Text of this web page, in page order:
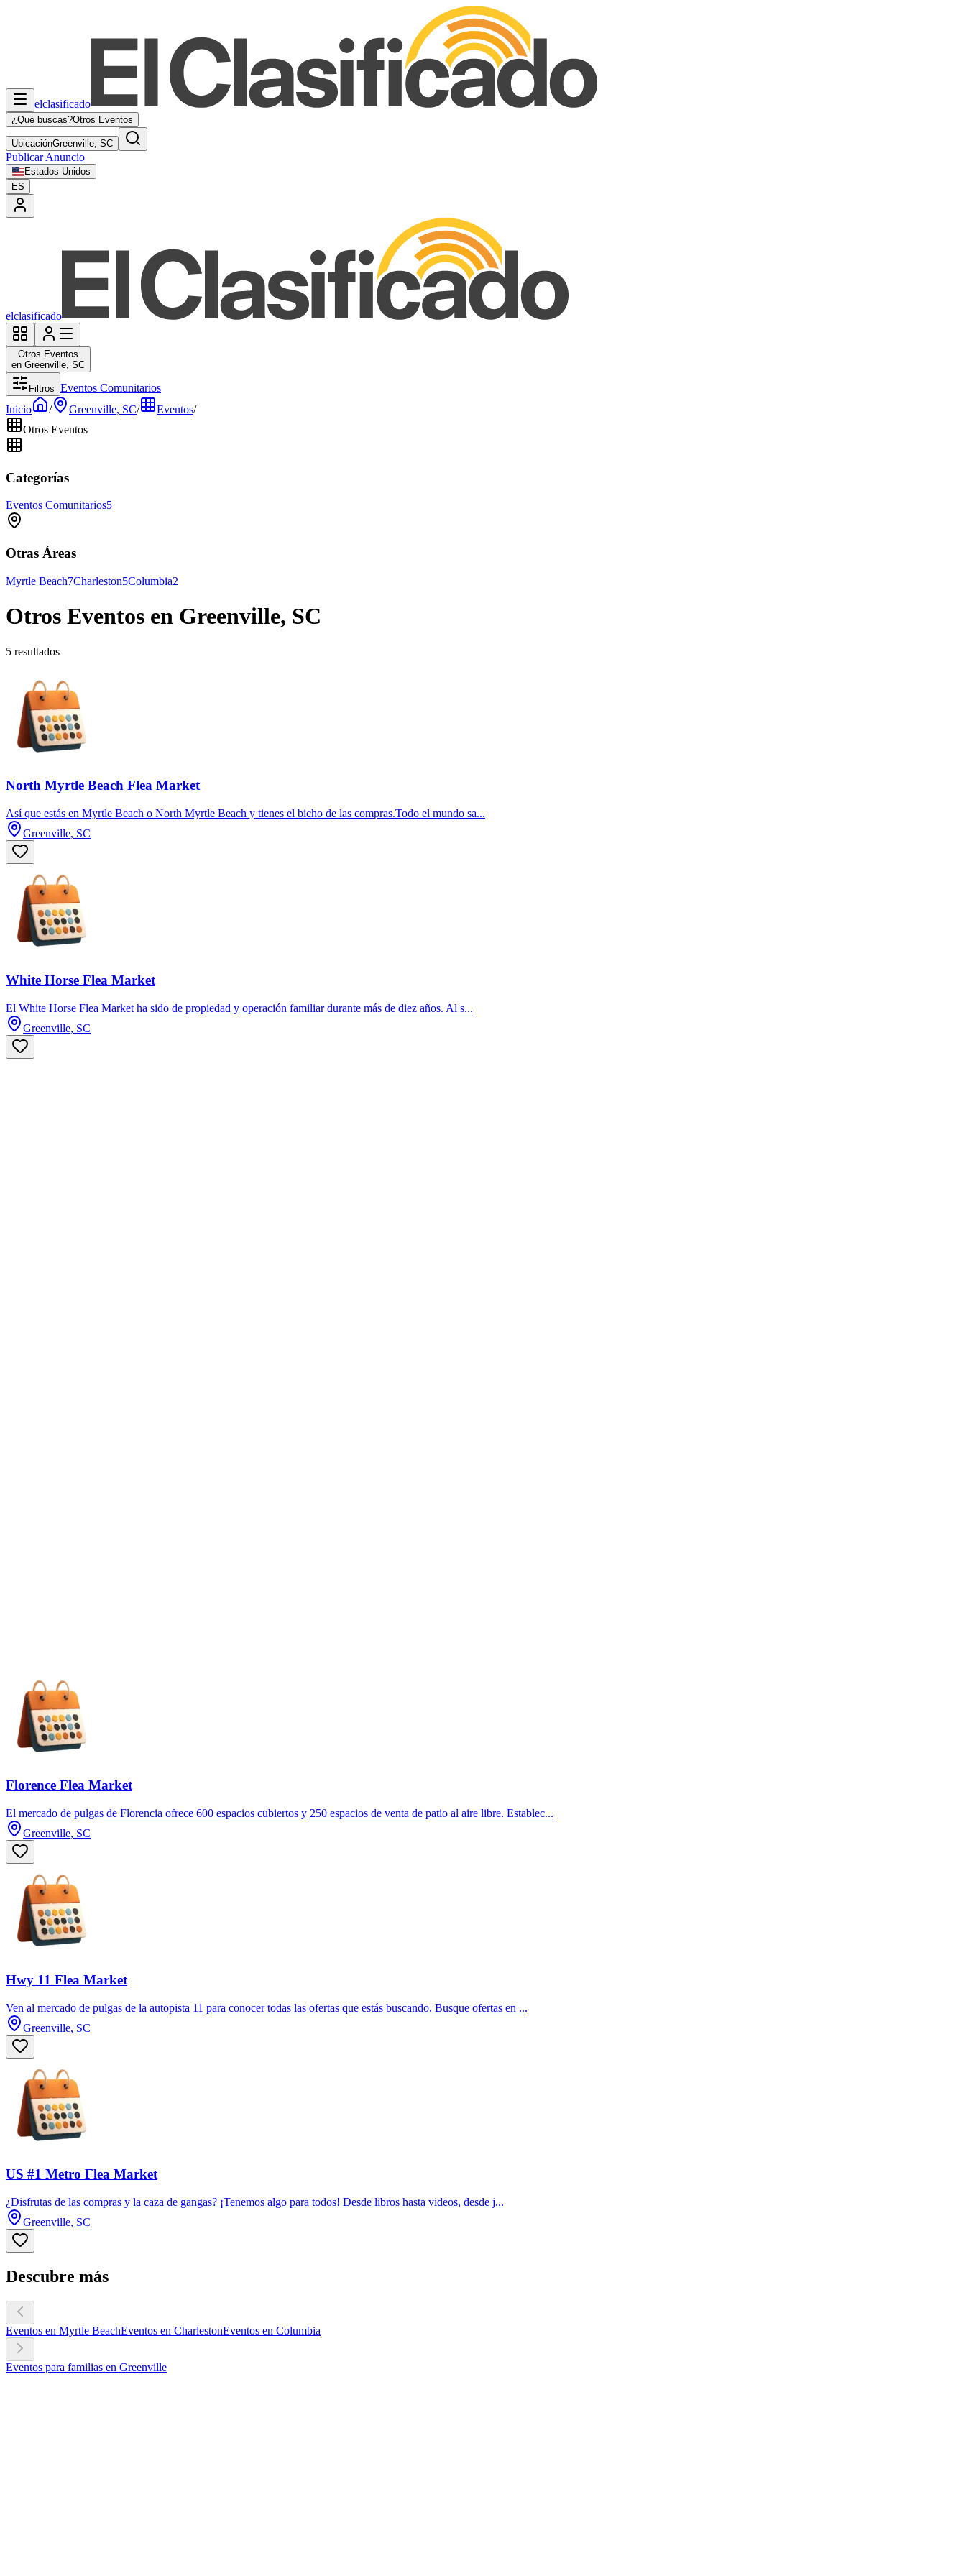
elclasificado
¿Qué buscas?Otros Eventos
UbicaciónGreenville, SC
Publicar Anuncio
Estados Unidos
ES
elclasificado
Otros Eventos
en Greenville, SC
Filtros Eventos Comunitarios
Inicio
/ Greenville, SC/ Eventos/
Otros Eventos
Categorías
Eventos Comunitarios5
Otras Áreas
Myrtle Beach7Charleston5Columbia2
Otros Eventos en Greenville, SC
5 resultados
North Myrtle Beach Flea Market
Así que estás en Myrtle Beach o North Myrtle Beach y tienes el bicho de las compras.Todo el mundo sa...
Greenville, SC
White Horse Flea Market
El White Horse Flea Market ha sido de propiedad y operación familiar durante más de diez años. Al s...
Greenville, SC
Florence Flea Market
El mercado de pulgas de Florencia ofrece 600 espacios cubiertos y 250 espacios de venta de patio al aire libre. Establec...
Greenville, SC
Hwy 11 Flea Market
Ven al mercado de pulgas de la autopista 11 para conocer todas las ofertas que estás buscando. Busque ofertas en ...
Greenville, SC
US #1 Metro Flea Market
¿Disfrutas de las compras y la caza de gangas? ¡Tenemos algo para todos! Desde libros hasta videos, desde j...
Greenville, SC
Descubre más
Eventos en Myrtle BeachEventos en CharlestonEventos en Columbia
Eventos para familias en Greenville